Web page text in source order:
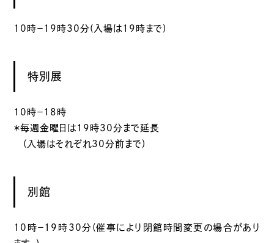
10時－19時30分(入場は19時まで)
特別展
10時－18時
＊毎週金曜日は19時30分まで延長
(入場はそれぞれ30分前まで)
別館
10時－19時30分(催事により閉館時間変更の場合があり